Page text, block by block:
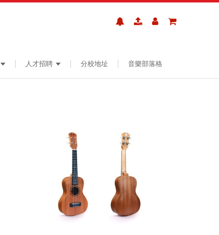
人才招聘 分校地址 音樂部落格